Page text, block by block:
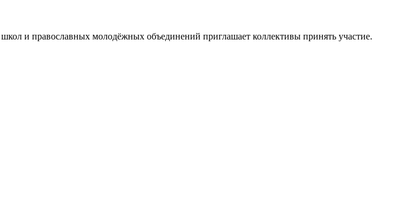
и православных молодёжных объединений приглашает коллективы принять участие.